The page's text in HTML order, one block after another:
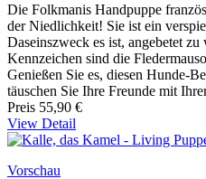
Die Folkmanis Handpuppe
der Niedlichkeit! Sie ist ein
Daseinszweck es ist, angebetet
Kennzeichen sind die
Genießen Sie es, diesen Hunde-
täuschen Sie Ihre Freunde mit
Preis 55,90 €
View Detail
Vorschau